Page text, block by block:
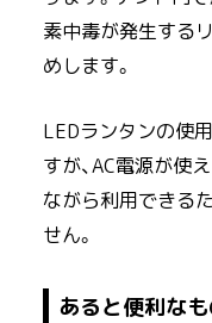
素中毒が発生する
めします。
LEDランタンの使
すが、AC電源が使
ながら利用できる
せん。
あると便利な